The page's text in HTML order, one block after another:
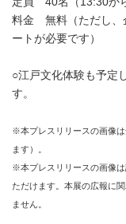
料金 無料（ただし、
ートが必要です）
○江戸文化体験も予定
す。
※本プレスリリースの画像
ます）。
※本プレスリリースの画像
ただけます。本展の広報に
ません。